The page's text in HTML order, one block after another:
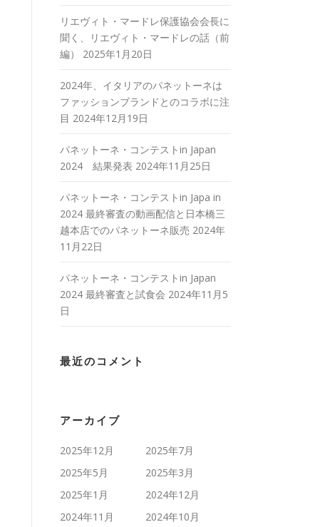
リエヴィト・マードレ保護協会会長に
聞く、リエヴィト・マードレの話（前
編）
2025年1月20日
2024年、イタリアのパネットーネは
ファッションブランドとのコラボに注
目 2024年12月19日
パネットーネ・コンテストin Japan
2024 結果発表 2024年11月25日
パネットーネ・コンテストin Japa in
2024 最終審査の動画配信と日本橋三
越本店でのパネットーネ販売 2024年
11月22日
パネットーネ・コンテストin Japan
2024 最終審査と試食会 2024年11月5
日
最近のコメント
アーカイブ
2025年12月
2025年7月
2025年5月
2025年3月
2025年1月
2024年12月
2024年11月
2024年10月